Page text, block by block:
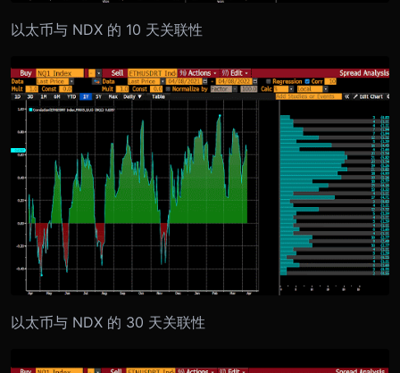
以太币与 NDX 的 10 天关联性
以太币与 NDX 的 30 天关联性